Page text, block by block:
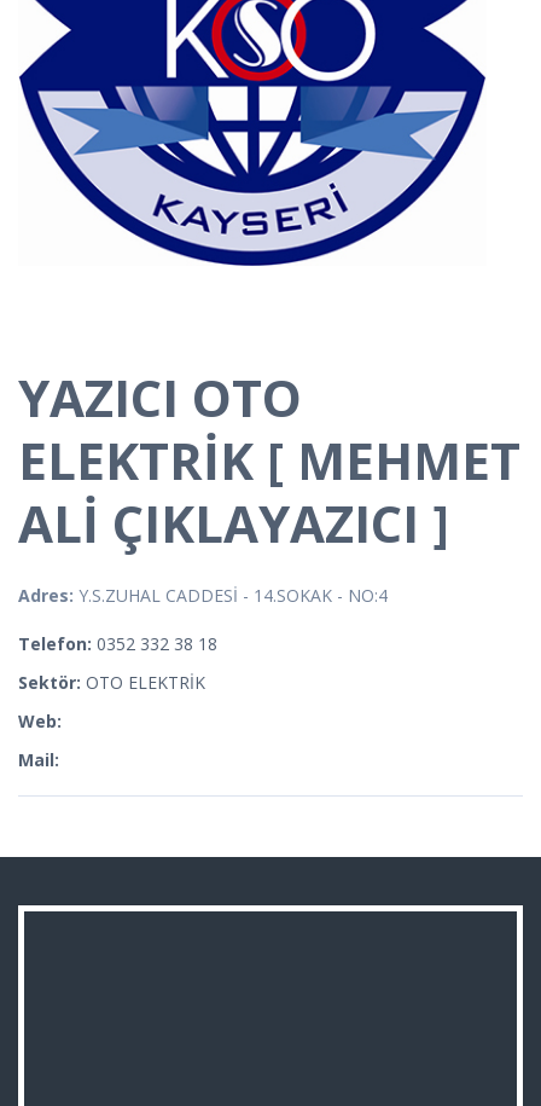
YAZICI OTO
ELEKTRİK [ MEHMET
ALİ ÇIKLAYAZICI ]
Adres: Y.S.ZUHAL CADDESİ - 14.SOKAK - NO:4
Telefon: 0352 332 38 18
Sektör: OTO ELEKTRİK
Web:
Mail: